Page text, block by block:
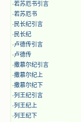
·若苏厄书引言
·若苏厄书
· 民长纪引言
· 民长纪
·卢德传引言
·卢德传
·撒慕尔纪引言
·撒慕尔纪上
·撒慕尔纪下
·列王纪引言
·列王纪上
·列王纪下